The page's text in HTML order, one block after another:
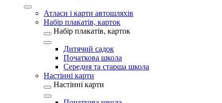
Атласи і карти автошляхів
Набір плакатів, карток
Набір плакатів, карток
Дитячий садок
Початкова школа
Середня та старша школа
Настінні карти
Настінні карти